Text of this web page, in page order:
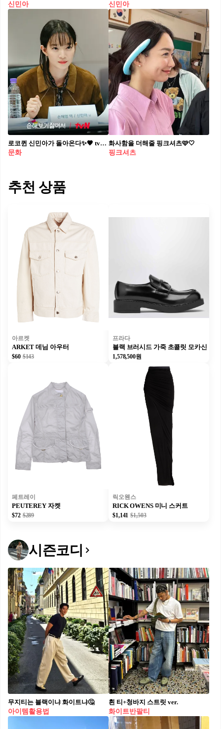
신민아
신민아
로코퀸 신민아가 돌아온다✨🤎 tvN 오리지널 드라마 ’손해 보기 싫어서’ 대본 리딩 현장이 공개됐습니다. 오는 8월 26일 첫 방송 예정인 ‘손해 보기 싫어서’는 손해 보기 싫어서 결혼식을 올린 손해영(신민아)과 피해 주기 싫어서 가짜 신랑이 된 남자 김지욱(김영대)의 손익 제로 로맨스인데요. 신민아와 김영대의 케미뿐만 아니라 ‘펜트하우스 3’에서 석경 남매로 호흡을 맞췄던 김영대와 한지현의 두 번째 만남에 더욱 화제를 모으고 있습니다.
문화
화사함을 더해줄 핑크셔츠🩷🤍
핑크셔츠
추천 상품
아르켓
ARKET 데님 아우터
$60 $143
프라다
블랙 브러시드 가죽 초콜릿 모카신
1,578,500원
페트레이
PEUTEREY 자켓
$72 $289
릭오웬스
RICK OWENS 미니 스커트
$1,141 $1,503
시즌코디
무지티는 블랙이냐 화이트냐🤔
아이템활용법
흰 티+청바지 스트릿 ver.
화이트반팔티